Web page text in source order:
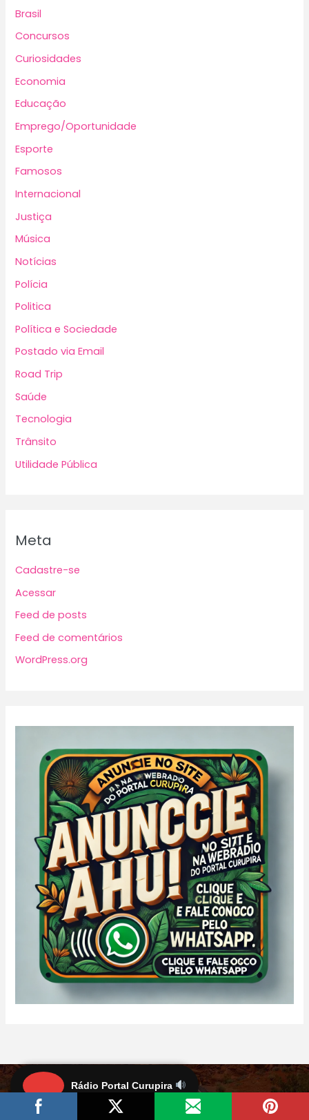
Brasil
Concursos
Curiosidades
Economia
Educação
Emprego/Oportunidade
Esporte
Famosos
Internacional
Justiça
Música
Notícias
Polícia
Politica
Política e Sociedade
Postado via Email
Road Trip
Saúde
Tecnologia
Trânsito
Utilidade Pública
Meta
Cadastre-se
Acessar
Feed de posts
Feed de comentários
WordPress.org
Rádio Portal Curupira